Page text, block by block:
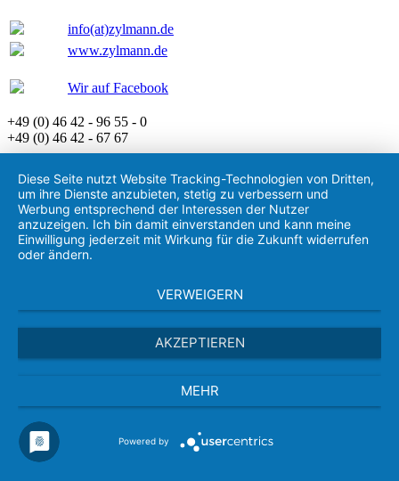
info(at)zylmann.de
www.zylmann.de
Wir auf Facebook
+49 (0) 46 42 - 96 55 - 0
+49 (0) 46 42 - 67 67
Diese Seite nutzt Website Tracking-Technologien von Dritten,
um ihre Dienste anzubieten, stetig zu verbessern und
Werbung entsprechend der Interessen der Nutzer
anzuzeigen. Ich bin damit einverstanden und kann meine
Einwilligung jederzeit mit Wirkung für die Zukunft widerrufen
oder ändern.
VERWEIGERN
AKZEPTIEREN
MEHR
Powered by